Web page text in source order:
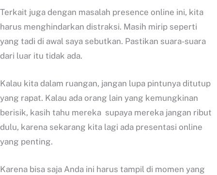
Terkait juga dengan masalah presence online ini, kita
harus menghindarkan distraksi. Masih mirip seperti
yang tadi di awal saya sebutkan. Pastikan suara-suara
dari luar itu tidak ada.
Kalau kita dalam ruangan, jangan lupa pintunya ditutup
yang rapat. Kalau ada orang lain yang kemungkinan
berisik, kasih tahu mereka supaya mereka jangan ribut
dulu, karena sekarang kita lagi ada presentasi online
yang penting.
Karena bisa saja Anda ini harus tampil di momen yang